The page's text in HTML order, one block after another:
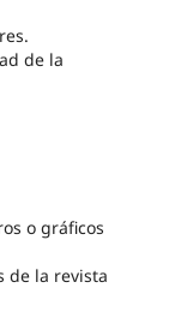
de la
o gráficos
de la revista